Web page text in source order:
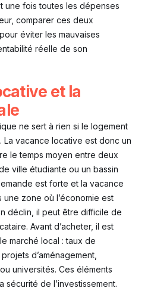
une fois toutes les dépenses
comparer ces deux
éviter les mauvaises
réelle de son
et la
ne sert à rien si le logement
La vacance locative est donc un
le temps moyen entre deux
ville étudiante ou un bassin
est forte et la vacance
zone où l’économie est
déclin, il peut être difficile de
Avant d’acheter, il est
marché local : taux de
d’aménagement,
universités. Ces éléments
sécurité de l’investissement.